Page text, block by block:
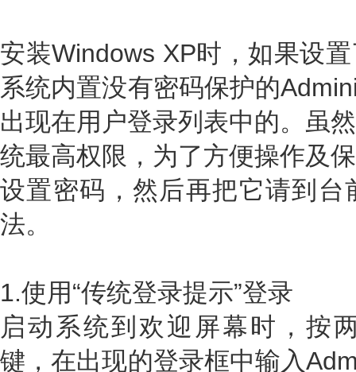
安装Windows XP时，如果设
系统内置没有密码保护的
出现在用户登录列表中的。虽
统最高权限，为了方便操作及
设置密码，然后再把它请到
法。
1.使用“传统登录提示”登录
启动系统到欢迎屏幕时，按
键，在出现的登录框中输入